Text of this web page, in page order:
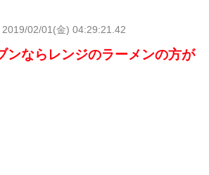
2019/02/01(金) 04:29:21.42
ンならレンジのラーメンの方が